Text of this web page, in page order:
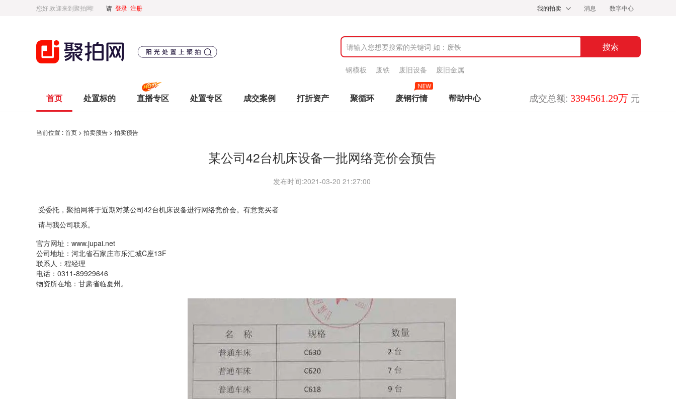
您好,欢迎来到聚拍网! 请 登录| 注册 我的拍卖 消息 数字中心
首页 处置标的 直播专区 处置专区 成交案例 打折资产 聚循环 废钢行情 帮助中心
钢模板 废铁 废旧设备 废旧金属
成交总额: 3394561.29万 元
当前位置 :首页 > 拍卖预告 > 拍卖预告
某公司42台机床设备一批网络竞价会预告
发布时间:2021-03-20 21:27:00
受委托，聚拍网将于近期对某公司42台机床设备进行网络竞价会。有意竞买者
请与我公司联系。
官方网址：www.jupai.net
公司地址：河北省石家庄市乐汇城C座13F
联系人：程经理
电话：0311-89929646
物资所在地：甘肃省临夏州。